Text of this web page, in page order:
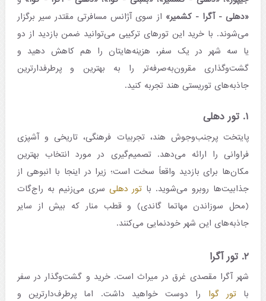
«دهلی - آگرا - کشمیر» از سوی آژانس مسافرتی مقتدر سیر برگزار
می‌شوند. با خرید این تورهای ترکیبی می‌توانید ضمن بازدید از دو
یا سه شهر در یک سفر، هزینه‌هایتان را هم کاهش دهید و
گشت‌وگذاری مقرون‌به‌صرفه‌تر را به بهترین و پرطرفدارترین
جاذبه‌های توریستی هند تجربه کنید.
۱. تور دهلی
پایتخت پرجنب‌وجوش هند، تجربیات فرهنگی، تاریخی و آشپزی
فراوانی را ارائه می‌دهد. تصمیم‌گیری در مورد انتخاب بهترین
مکان‌ها برای بازدید واقعاً سخت است؛ زیرا در اینجا با انبوهی از
جذابیت‌ها روبرو می‌شوید. با تور دهلی سری می‌زنیم به راج‌گات
(محل سوزاندن مهاتما گاندی) و قطب منار که بیش از سایر
جاذبه‌های این شهر خودنمایی می‌کنند.
۲. تور آگرا
شهر آگرا مقصدی غرق در میراث است. خرید و گشت‌و‌گذار در سفر
باتور گوا را دوست خواهید داشت. اما پرطرف‌دارترین و